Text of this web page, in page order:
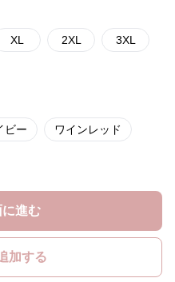
XL 2XL 3XL
ビー ワインレッド
に進む
加する